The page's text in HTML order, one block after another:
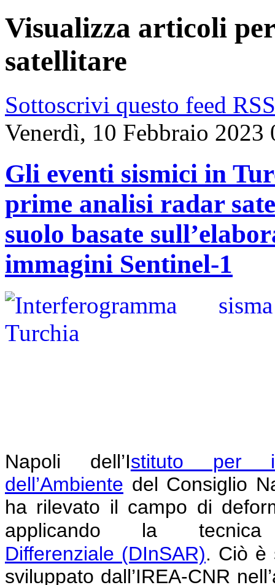
Visualizza articoli
satellitare
Sottoscrivi questo feed RSS
Venerdì, 10 Febbraio 2023
Gli eventi sismici in
prime analisi radar
suolo basate
immagini Sentinel-1
Napoli dell’Istituto per il
dell’Ambiente del Consiglio
ha rilevato il campo di
applicando la
Differenziale (DInSAR). Ciò è
sviluppato dall’IREA-CNR